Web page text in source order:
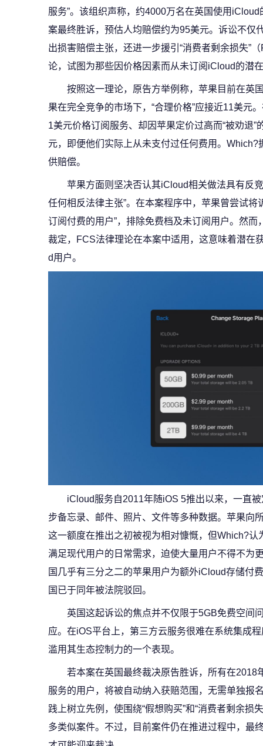
服务”。该组织声称，约4000万名在英国使用
案最终胜诉，预估人均赔偿约为95美元。诉讼不仅
出损害赔偿主张，还进一步援引“消费者剩余损失”
论，试图为那些因价格因素而从未订阅iCloud的潜
按照这一理论，原告方举例称，苹果目前在英
果在完全竞争的市场下，“合理价格”应接近11美元
1美元价格订阅服务、却因苹果定价过高而“被劝退”
元，即便他们实际上从未支付过任何费用。Which?
供赔偿。
苹果方面则坚决否认其iCloud相关做法具有反
任何相反法律主张”。在本案程序中，苹果曾尝试
订阅付费的用户”，排除免费档及未订阅用户。然
裁定，FCS法律理论在本案中适用，这意味着潜在
d用户。
iCloud服务自2011年随iOS 5推出以来，一直
步备忘录、邮件、照片、文件等多种数据。苹果向
这一额度在推出之初被视为相对慷慨，但Which?
满足现代用户的日常需求，迫使大量用户不得不为
国几乎有三分之二的苹果用户为额外iCloud存储付
国已于同年被法院驳回。
英国这起诉讼的焦点并不仅限于5GB免费空间
应。在iOS平台上，第三方云服务很难在系统集成
滥用其生态控制力的一个表现。
若本案在英国最终裁决原告胜诉，所有在
服务的用户，将被自动纳入获赔范围，无需单独报
践上树立先例，使围绕“假想购买”和“消费者剩余损
多类似案件。不过，目前案件仍在推进过程中，最